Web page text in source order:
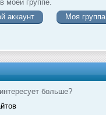
моей группе.
аккаунт
Моя группа
больше?